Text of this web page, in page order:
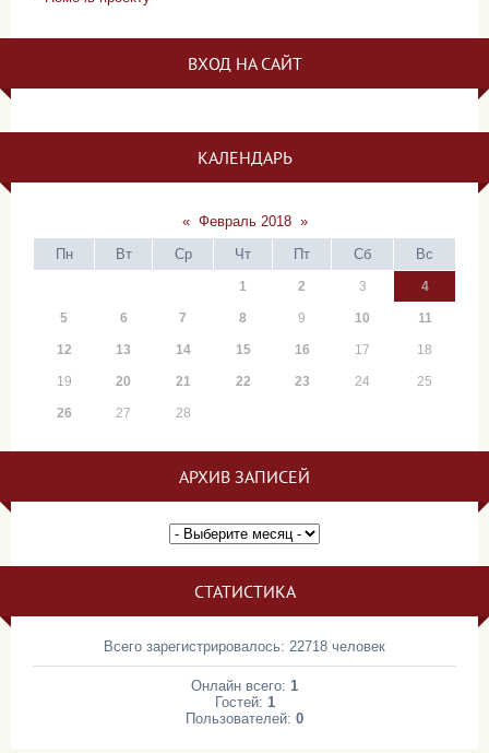
ВХОД НА САЙТ
КАЛЕНДАРЬ
« Февраль 2018 »
Пн
Вт Ср Чт Пт Сб Вс
1 2 3 4
5 6 7 8 9 10 11
12 13 14 15 16 17 18
19 20 21 22 23 24 25
26 27 28
АРХИВ ЗАПИСЕЙ
СТАТИСТИКА
Всего зарегистрировалось: 22718 человек
Онлайн всего: 1
Гостей: 1
Пользователей: 0